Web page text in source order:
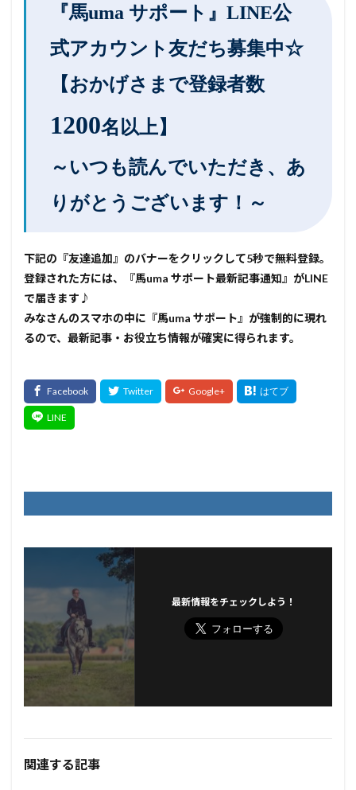
『馬uma サポート』LINE公
式アカウント友だち募集中☆
【おかげさまで登録者数
1200名以上】
～いつも読んでいただき、あ
りがとうございます！～
下記の『友達追加』のバナーをクリックして5秒で無料登録。
登録された方には、『馬uma サポート最新記事通知』がLINE
で届きます♪
みなさんのスマホの中に『馬uma サポート』が強制的に現れ
るので、最新記事・お役立ち情報が確実に得られます。
最新情報をチェックしよう！
関連する記事